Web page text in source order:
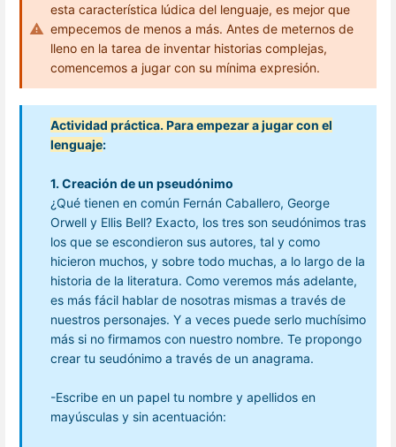
esta característica lúdica del lenguaje, es mejor que
empecemos de menos a más. Antes de meternos de
lleno en la tarea de inventar historias complejas,
comencemos a jugar con su mínima expresión.
Actividad práctica. Para empezar a jugar con el
lenguaje:
1. Creación de un pseudónimo
¿Qué tienen en común Fernán Caballero, George
Orwell y Ellis Bell? Exacto, los tres son seudónimos tras
los que se escondieron sus autores, tal y como
hicieron muchos, y sobre todo muchas, a lo largo de la
historia de la literatura. Como veremos más adelante,
es más fácil hablar de nosotras mismas a través de
nuestros personajes. Y a veces puede serlo muchísimo
más si no firmamos con nuestro nombre. Te propongo
crear tu seudónimo a través de un anagrama.
-Escribe en un papel tu nombre y apellidos en
mayúsculas y sin acentuación: